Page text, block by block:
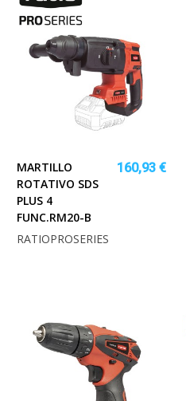
MARTILLO
ROTATIVO SDS
PLUS 4
FUNC.RM20-B
160,93 €
RATIOPROSERIES